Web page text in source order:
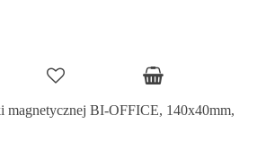
magnetycznej BI-OFFICE, 140x40mm,